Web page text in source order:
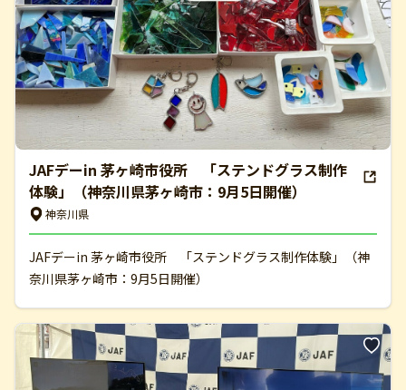
JAFデーin 茅ヶ崎市役所 「ステンドグラス制作
体験」（神奈川県茅ヶ崎市：9月5日開催）
神奈川県
JAFデーin 茅ヶ崎市役所 「ステンドグラス制作体験」（神
奈川県茅ヶ崎市：9月5日開催）